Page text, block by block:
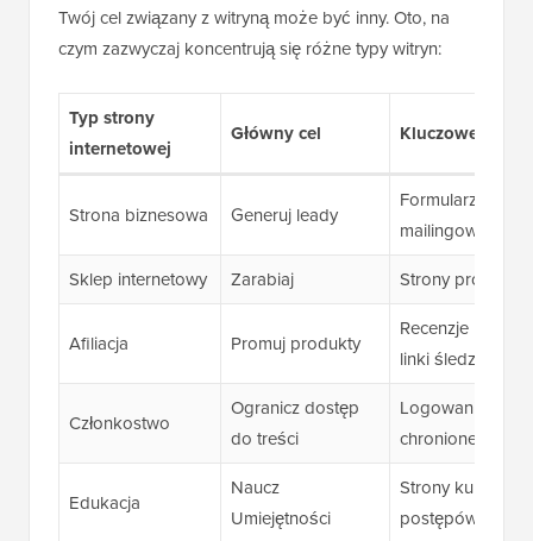
Twój cel związany z witryną może być inny. Oto, na
czym zazwyczaj koncentrują się różne typy witryn:
Typ strony
internetowej
Główny cel Kluczowe
Strona biznesowa Generuj leady
Formularze
mailingową,
Sklep internetowy
Zarabiaj Strony
Afiliacja Promuj produkty
Recenzje
linki śledzące
Członkostwo
Ogranicz dostęp
do treści
Logowanie
chronione
Edukacja
Naucz
Umiejętności
Strony kursów,
postępów